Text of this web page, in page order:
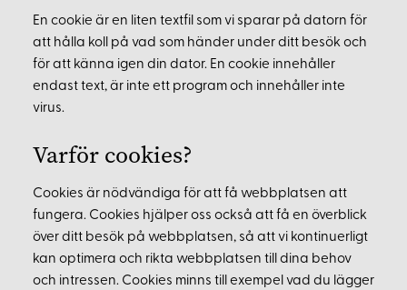
En cookie är en liten textfil som vi sparar på datorn för
att hålla koll på vad som händer under ditt besök och
för att känna igen din dator. En cookie innehåller
endast text, är inte ett program och innehåller inte
virus.
Varför cookies?
Cookies är nödvändiga för att få webbplatsen att
fungera. Cookies hjälper oss också att få en överblick
över ditt besök på webbplatsen, så att vi kontinuerligt
kan optimera och rikta webbplatsen till dina behov
och intressen. Cookies minns till exempel vad du lägger